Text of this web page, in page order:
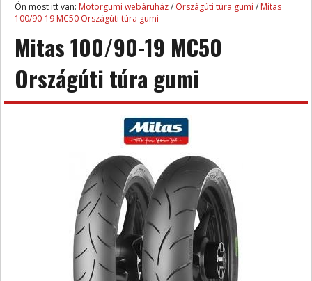
Ön most itt van: Motorgumi webáruház/ Országúti túra gumi / Mitas
100/90-19 MC50 Országúti túra gumi
Mitas 100/90-19 MC50
Országúti túra gumi